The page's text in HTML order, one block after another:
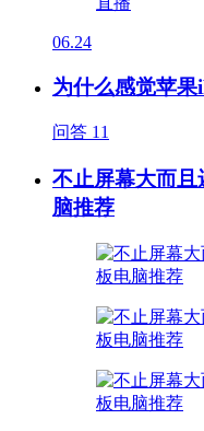
06.24
为什么感觉苹果
问答 11
不止屏幕大而且
脑推荐